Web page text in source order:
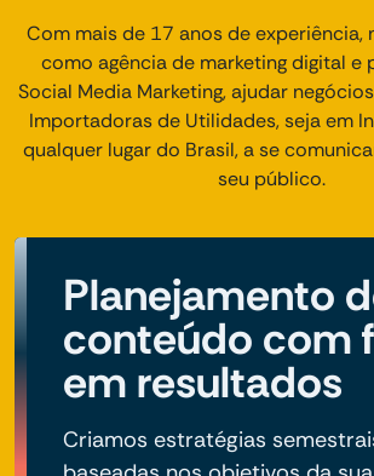
Com mais de 17 anos de experiência,
como agência de marketing digital e
Social Media Marketing, ajudar
Importadoras de Utilidades, seja em
qualquer lugar do Brasil, a se
seu público.
Planejamento
conteúdo com
em resultados
Criamos estratégias